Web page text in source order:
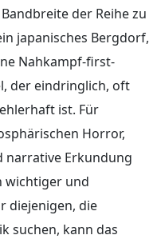
der Reihe zu
japanisches Bergdorf,
Nahkampf-first-
der eindringlich, oft
ist. Für
Horror,
narrative Erkundung
wichtiger und
diejenigen, die
suchen, kann das